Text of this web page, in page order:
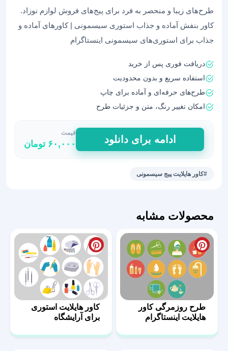
طرح‌های زیبا و منحصر به فرد برای پیج‌های فروش لوازم نوزاد.
کاور بنفش آماده و جذاب استوری‌ سیسمونی | کاورهای آماده و
جذاب برای استوری‌های سیسمونی اینستاگرام
دریافت فوری پس از خرید
استفاده سریع و بدون محدودیت
طرح‌های حرفه‌ای و آماده برای چاپ
امکان تغییر رنگ، متن و جزئیات طرح
کاور
بنفش
آماده
و
عدد
ادامه برای دانلود
قیمت
۶۰,۰۰۰ تومان
#کاور هایلایت پیج سیسمونی
محصولات مشابه
طرح روزمرگی کاور
هایلایت اینستاگرام
کاور هایلایت استوری
برای آرایشگاه